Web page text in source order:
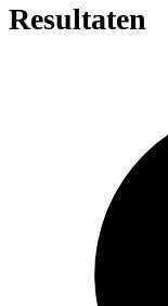
Resultaten